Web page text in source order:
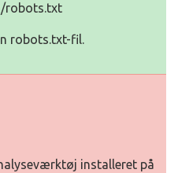
robots.txt
robots.txt-fil.
installeret på